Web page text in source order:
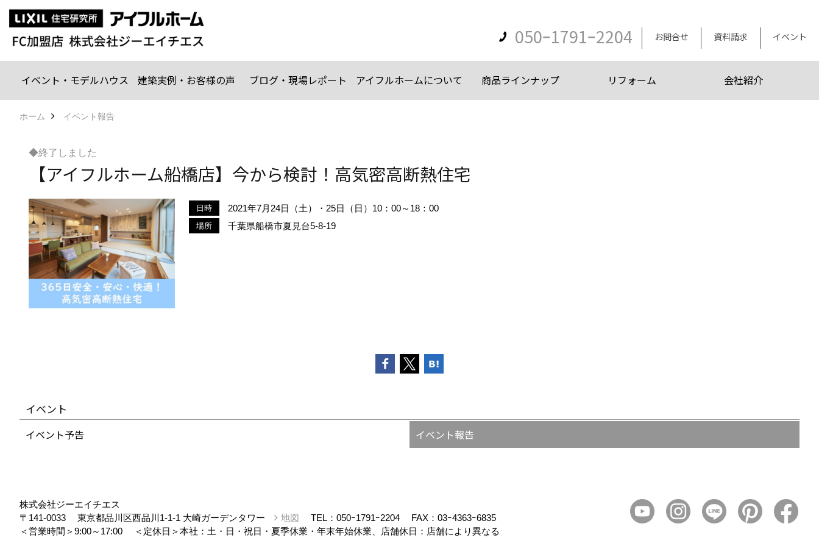
050ｰ1791ｰ2204 お問合せ 資料請求 イベント
イベント・モデルハウス 建築実例・お客様の声 ブログ・現場レポート アイフルホームについて 商品ラインナップ リフォーム 会社紹介
ホーム イベント報告
◆終了しました
【アイフルホーム船橋店】今から検討！高気密高断熱住宅
日時 2021年7月24日（土）・25日（日）10：00～18：00
場所 千葉県船橋市夏見台5-8-19
イベント
イベント予告 イベント報告
株式会社ジーエイチエス
〒141-0033
東京都品川区西品川1-1-1 大崎ガーデンタワー 地図 TEL： 050ｰ1791ｰ2204
FAX：03ｰ4363ｰ6835
＜営業時間＞9:00～17:00
＜定休日＞本社：土・日・祝日・夏季休業・年末年始休業、店舗休日：店舗により異なる